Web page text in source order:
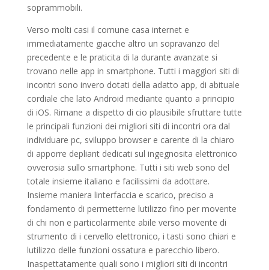
soprammobili.
Verso molti casi il comune casa internet e
immediatamente giacche altro un sopravanzo del
precedente e le praticita di la durante avanzate si
trovano nelle app in smartphone. Tutti i maggiori siti di
incontri sono invero dotati della adatto app, di abituale
cordiale che lato Android mediante quanto a principio
di iOS. Rimane a dispetto di cio plausibile sfruttare tutte
le principali funzioni dei migliori siti di incontri ora dal
individuare pc, sviluppo browser e carente di la chiaro
di apporre depliant dedicati sul ingegnosita elettronico
ovverosia sullo smartphone. Tutti i siti web sono del
totale insieme italiano e facilissimi da adottare.
Insieme maniera linterfaccia e scarico, preciso a
fondamento di permetterne lutilizzo fino per movente
di chi non e particolarmente abile verso movente di
strumento di i cervello elettronico, i tasti sono chiari e
lutilizzo delle funzioni ossatura e parecchio libero.
Inaspettatamente quali sono i migliori siti di incontri